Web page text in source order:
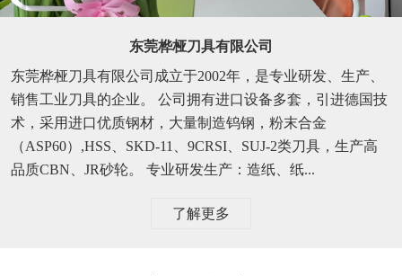
东莞桦桠刀具有限公司
东莞桦桠刀具有限公司成立于2002年，是专业研发、生产、
销售工业刀具的企业。 公司拥有进口设备多套，引进德国技
术，采用进口优质钢材，大量制造钨钢，粉末合金
（ASP60）,HSS、SKD-11、9CRSI、SUJ-2类刀具，生产高
品质CBN、JR砂轮。 专业研发生产：造纸、纸...
了解更多